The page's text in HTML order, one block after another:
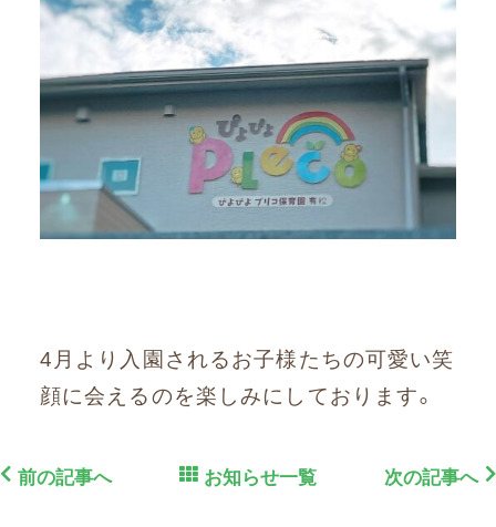
4月より入園されるお子様たちの可愛い笑
顔に会えるのを楽しみにしております。
前の記事へ お知らせ一覧 次の記事へ